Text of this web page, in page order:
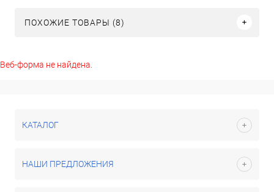
ПОХОЖИЕ ТОВАРЫ (8)
Веб-форма не найдена.
КАТАЛОГ
НАШИ ПРЕДЛОЖЕНИЯ